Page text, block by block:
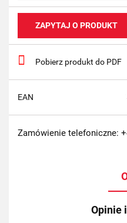
ZAPYTAJ O PRODUKT
Pobierz produkt do PDF
EAN
Zamówienie telefoniczne:
Opinie